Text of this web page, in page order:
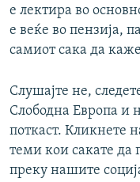
е лектира во
е веќе во пензија,
самиот сака да
Слушајте не,
Слободна Европа и
поткаст. Кликнете
теми кои сакате да
преку нашите